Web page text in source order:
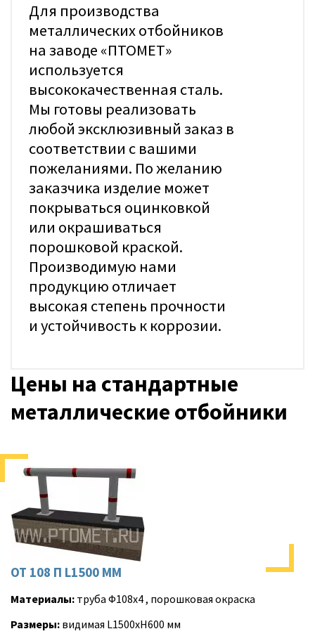
Для производства
металлических отбойников
на заводе «ПТОМЕТ»
используется
высококачественная сталь.
Мы готовы реализовать
любой эксклюзивный заказ в
соответствии с вашими
пожеланиями. По желанию
заказчика изделие может
покрываться оцинковкой
или окрашиваться
порошковой краской.
Производимую нами
продукцию отличает
высокая степень прочности
и устойчивость к коррозии.
Цены на стандартные
металлические отбойники
ОТ 108 П L1500 ММ
Материалы: труба Ф108х4 , порошковая окраска
Размеры: видимая L1500хH600 мм